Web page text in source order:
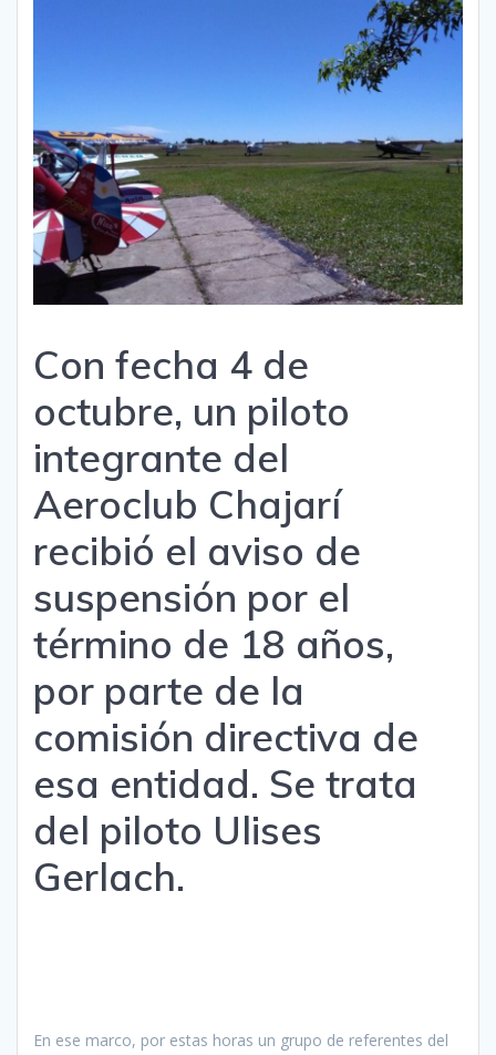
Con fecha 4 de
octubre, un piloto
integrante del
Aeroclub Chajarí
recibió el aviso de
suspensión por el
término de 18 años,
por parte de la
comisión directiva de
esa entidad. Se trata
del piloto Ulises
Gerlach.
En ese marco, por estas horas un grupo de referentes del